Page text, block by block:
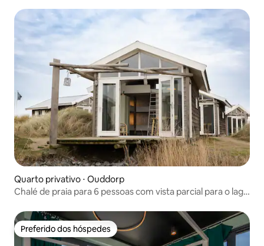
Quarto privativo ⋅ Ouddorp
Chalé de praia para 6 pessoas com vista parcial para o lago
Preferido dos hóspedes
Preferido dos hóspedes